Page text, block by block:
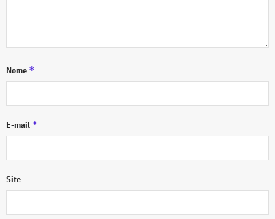
Nome *
E-mail *
Site